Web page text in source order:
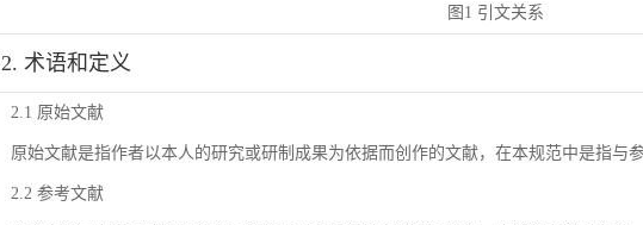
图1 引文关系
2. 术语和定义
2.1 原始文献
原始文献是指作者以本人的研究或研制成果为依据而创作的文献，在本规范中是指与
2.2 参考文献